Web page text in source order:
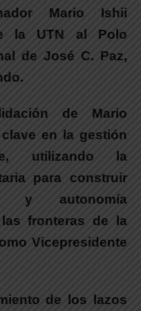
Mario Ishii
la UTN al Polo
de José C. Paz,
de Mario
en la gestión
, utilizando la
para construir
y autonomía
fronteras de la
Vicepresidente
de los lazos